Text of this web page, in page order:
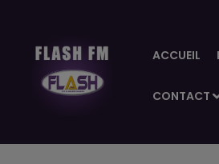
ACCUEIL
CONTACT